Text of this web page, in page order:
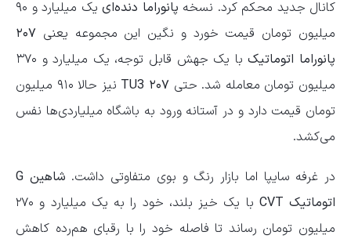
کانال جدید محکم کرد. نسخه پانوراما دنده‌ای
یک میلیارد و ۹۰
میلیون تومان قیمت خورد و نگین این مجموعه یعنی ۲۰۷
پانوراما اتوماتیک
با یک جهش قابل توجه، یک میلیارد و ۳۷۰
میلیون تومان معامله شد. حتی ۲۰۷ TU3
نیز حالا ۹۱۰ میلیون
تومان قیمت دارد و در آستانه ورود به باشگاه میلیاردی‌ها نفس
می‌کشد.
در غرفه سایپا اما بازار رنگ و بوی متفاوتی داشت.
شاهین G
اتوماتیک CVT
با یک خیز بلند، خود را به یک میلیارد و ۲۷۰
میلیون تومان رساند تا فاصله خود را با رقبای هم‌رده کاهش